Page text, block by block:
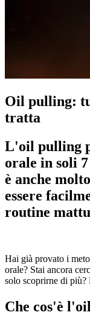
Oil pulling:
tratta
L'oil pulling
orale in soli
è anche
essere
routine
Hai già provato i
orale? Stai ancora
solo scoprirne di
Che cos'è